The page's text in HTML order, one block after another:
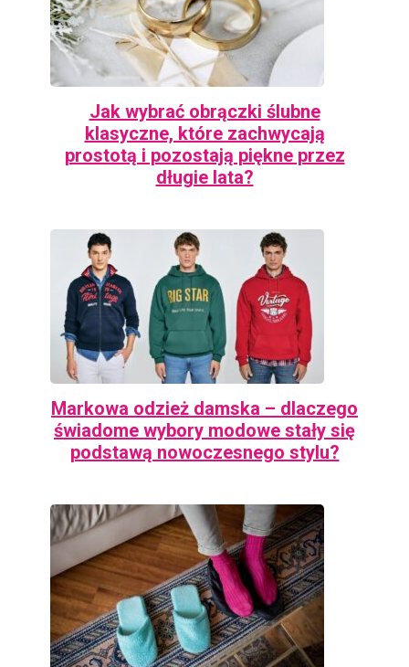
Jak wybrać obrączki ślubne
klasyczne, które zachwycają
prostotą i pozostają piękne przez
długie lata?
Markowa odzież damska – dlaczego
świadome wybory modowe stały się
podstawą nowoczesnego stylu?